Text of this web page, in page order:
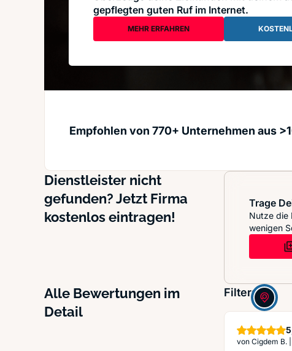
gepflegten guten Ruf im Internet.
MEHR ERFAHREN
Empfohlen von 770+ Unternehmen aus
Dienstleister nicht
gefunden? Jetzt Firma
kostenlos eintragen!
Trage
Nutze die
wenigen
Alle Bewertungen im
Detail
Filter:
von Cigdem B.